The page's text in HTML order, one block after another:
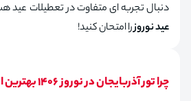
دنبال تجربه‌ ای متفاوت در تعطیلات عید
عید نوروزرا امتحان کنید!
چرا تور آذربایجان در نوروز 1406 بهترین انتخاب است؟